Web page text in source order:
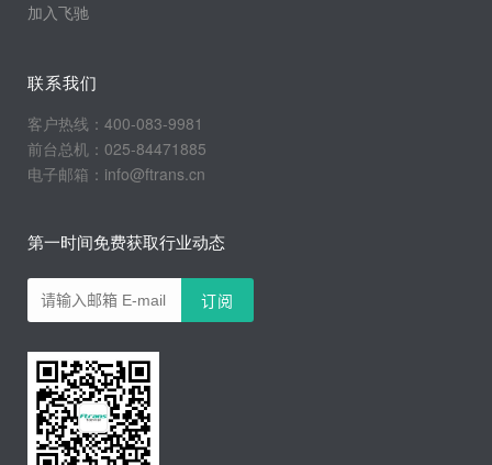
加入飞驰
联系我们
客户热线：400-083-9981
前台总机：025-84471885
电子邮箱：info@ftrans.cn
第一时间免费获取行业动态